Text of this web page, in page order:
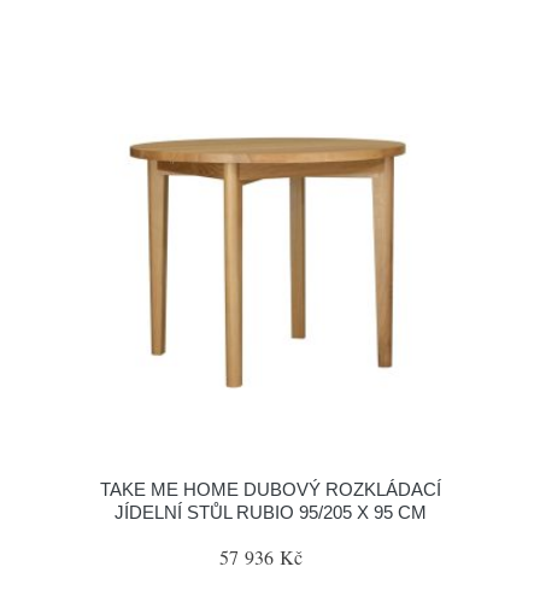
TAKE ME HOME DUBOVÝ ROZKLÁDACÍ
JÍDELNÍ STŮL RUBIO 95/205 X 95 CM
57 936 Kč